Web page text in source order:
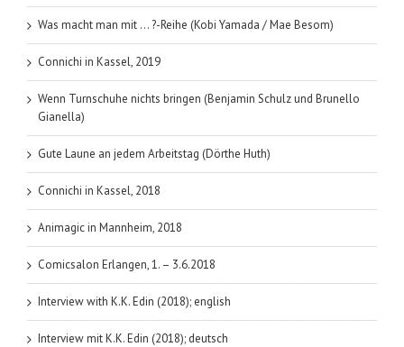
Was macht man mit … ?-Reihe (Kobi Yamada / Mae Besom)
Connichi in Kassel, 2019
Wenn Turnschuhe nichts bringen (Benjamin Schulz und Brunello
Gianella)
Gute Laune an jedem Arbeitstag (Dörthe Huth)
Connichi in Kassel, 2018
Animagic in Mannheim, 2018
Comicsalon Erlangen, 1. – 3.6.2018
Interview with K.K. Edin (2018); english
Interview mit K.K. Edin (2018); deutsch